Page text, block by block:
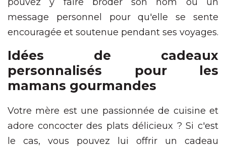
message personnel pour qu'elle se sente
encouragée et soutenue pendant ses voyages.
Idées de cadeaux
personnalisés pour les
mamans gourmandes
Votre mère est une passionnée de cuisine et
adore concocter des plats délicieux ? Si c'est
le cas, vous pouvez lui offrir un cadeau